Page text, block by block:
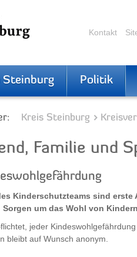
Kontakt
Steinburg Politik
Kreis Steinburg
Familie und
Kinderschutzteams sind
um das Wohl von
jeder Kindeswohlgefährdung
bleibt auf Wunsch anonym.